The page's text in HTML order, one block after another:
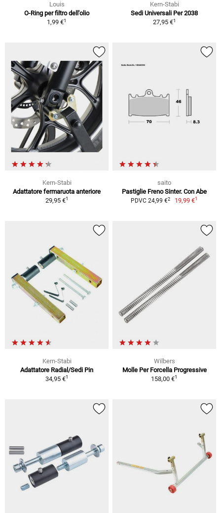
Louis
O-Ring per filtro dell'olio
1,99 €1
Kern-Stabi
Sedi Universali Per 2038
27,95 €1
Kern-Stabi
Adattatore fermaruota anteriore
29,95 €1
saito
Pastiglie Freno Sinter. Con Abe
PDVC 24,99 €2 19,99 €1
Kern-Stabi
Adattatore Radial/Sedi Pin
34,95 €1
Wilbers
Molle Per Forcella Progressive
158,00 €1